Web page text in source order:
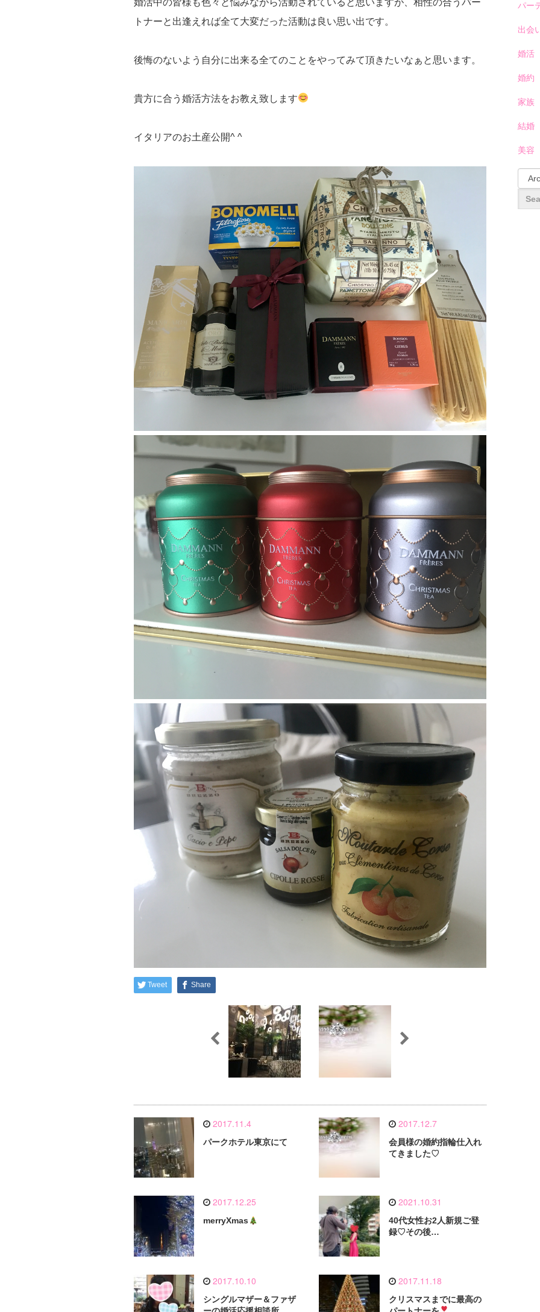
トナーと出逢えれば全て大変だった活動は良い思い出です。
後悔のないよう自分に出来る全てのことをやってみて頂きたいなぁと思います。
貴方に合う婚活方法をお教え致します
イタリアのお土産公開^ ^
Tweet Share
2017.11.4
パークホテル東京にて
2017.12.7
会員様の婚約指輪仕入れ
てきました♡
2017.12.25
merryXmas
2021.10.31
40代女性お2人新規ご登
録♡その後…
2017.10.10
シングルマザー＆ファザ
2017.11.18
クリスマスまでに最高の
パー
出会
婚活
婚約
家族
結婚
美容